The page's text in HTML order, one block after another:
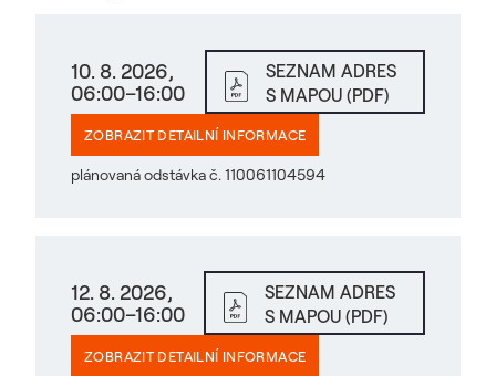
10. 8. 2026,
06:00–16:00
SEZNAM ADRES
S MAPOU (PDF)
ZOBRAZIT DETAILNÍ INFORMACE
plánovaná odstávka č. 110061104594
12. 8. 2026,
06:00–16:00
SEZNAM ADRES
S MAPOU (PDF)
ZOBRAZIT DETAILNÍ INFORMACE